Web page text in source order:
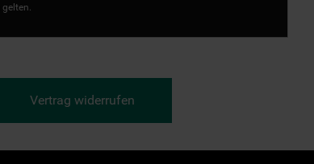
gelten.
Vertrag widerrufen